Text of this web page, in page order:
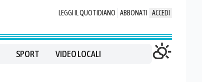
LEGGI IL QUOTIDIANO ABBONATI ACCEDI
SPORT VIDEO LOCALI